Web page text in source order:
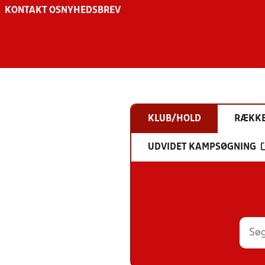
KONTAKT OS NYHEDSBREV
KLUB/HOLD
UDVIDET KAMPSØGNING